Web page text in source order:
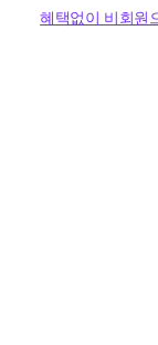
혜택없이 비회원